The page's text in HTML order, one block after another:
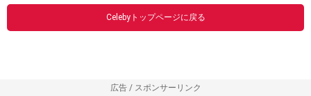
Celebyトップページに戻る
広告 / スポンサーリンク